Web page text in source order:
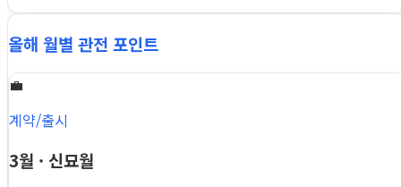
올해 월별 관전 포인트
💼
계약/출시
3월 · 신묘월